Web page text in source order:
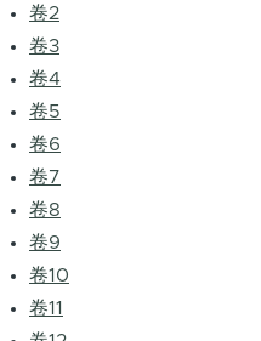
卷2
卷3
卷4
卷5
卷6
卷7
卷8
卷9
卷10
卷11